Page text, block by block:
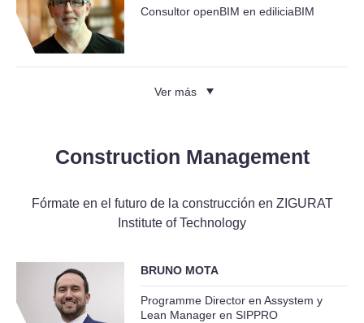
Consultor openBIM en ediliciaBIM
Ver más
Construction Management
Fórmate en el futuro de la construcción en ZIGURAT
Institute of Technology
BRUNO MOTA
Programme Director en Assystem y
Lean Manager en SIPPRO